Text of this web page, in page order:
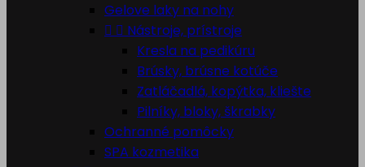
Gelove laky na nohy
  Nástroje, prístroje
Kresla na pedikúru
Brúsky, brúsne kotúče
Zatláčadlá, kopýtka, kliešte
Pilníky, bloky, škrabky
Ochranné pomôcky
SPA kozmetika